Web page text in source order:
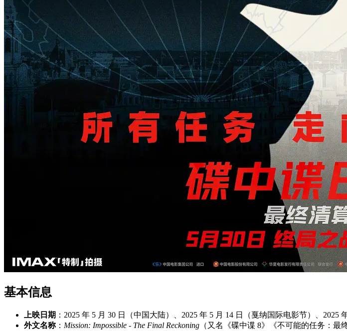
基本信息
上映日期 ：2025 年 5 月 30 日（中国大陆）、2025 年 5 月 14 日（戛纳国际电影节）、2025
外文名称： Mission: Impossible - The Final Reckoning （又名《碟中谍 8》《不可能的任务：